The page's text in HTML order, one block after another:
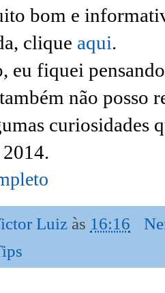
bom e
clique aqui.
eu fiquei
não posso
curiosidades
Luiz às 16:16